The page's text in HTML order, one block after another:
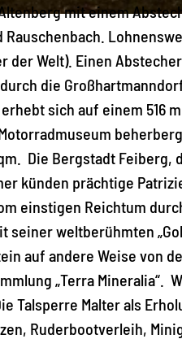
mit einem
der Welt). Einen
die
sich auf einem 516
Die Bergstadt
künden prächtige
einstigen Reichtum
seiner weltberühmten
auf andere Weise von
„Terra Mineralia“.
Talsperre Malter als
Ruderbootverleih,